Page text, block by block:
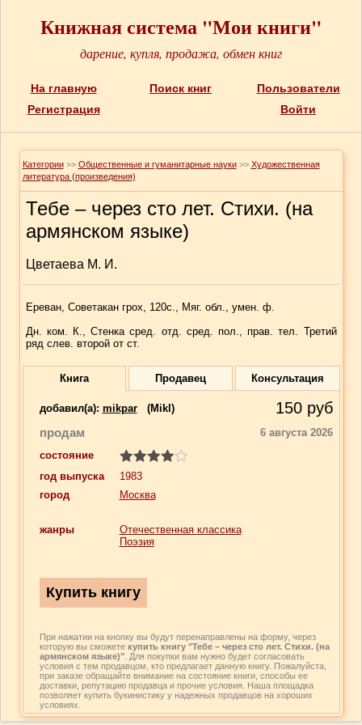
Книжная система "Мои книги"
дарение, купля, продажа, обмен книг
На главную Поиск книг
Пользователи
Регистрация
Войти
Категории >> Общественные и гуманитарные науки >> Художественная
литература (произведения)
Тебе – через сто лет. Стихи. (на
армянском языке)
Цветаева М. И.
Ереван, Советакан грох, 120с., Мяг. обл., умен. ф.
Дн. ком. К., Стенка сред. отд. сред. пол., прав. тел. Третий
ряд слев. второй от ст.
Книга Продавец Консультация
добавил(a): mikpar (Mikl) 150 руб
продам
6 августа 2026
состояние
год выпуска
1983
город
Москва
жанры
Отечественная классика
Поэзия
При нажатии на кнопку вы будут перенаправлены на форму, через
которую вы сможете купить книгу "Тебе – через сто лет. Стихи. (на
армянском языке)". Для покупки вам нужно будет согласовать
условия с тем продавцом, кто предлагает данную книгу. Пожалуйста,
при заказе обращайте внимание на состояние книги, способы ее
доставки, репутацию продавца и прочие условия. Наша площадка
позволяет купить букинистику у надежных продавцов на хороших
условиях.